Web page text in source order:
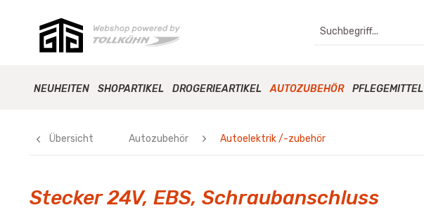
NEUHEITEN SHOPARTIKEL DROGERIEARTIKEL AUTOZUBEHÖR PFLEGEMITTEL
Übersicht Autozubehör Autoelektrik /-zubehör
Stecker 24V, EBS, Schraubanschluss